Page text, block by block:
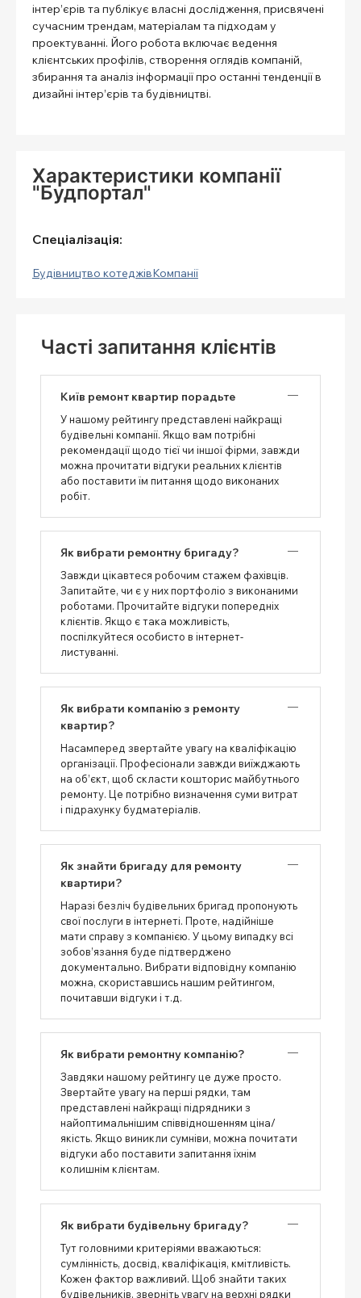
інтер’єрів та публікує власні дослідження, присвячені
сучасним трендам, матеріалам та підходам у
проектуванні. Його робота включає ведення
клієнтських профілів, створення оглядів компаній,
збирання та аналіз інформації про останні тенденції в
дизайні інтер’єрів та будівництві.
Характеристики компанії
"Будпортал"
Спеціалізація:
Будівництво котеджівКомпанії
Часті запитання клієнтів
Київ ремонт квартир порадьте
У нашому рейтингу представлені найкращі
будівельні компанії. Якщо вам потрібні
рекомендації щодо тієї чи іншої фірми, завжди
можна прочитати відгуки реальних клієнтів
або поставити їм питання щодо виконаних
робіт.
Як вибрати ремонтну бригаду?
Завжди цікавтеся робочим стажем фахівців.
Запитайте, чи є у них портфоліо з виконаними
роботами. Прочитайте відгуки попередніх
клієнтів. Якщо є така можливість,
поспілкуйтеся особисто в інтернет-
листуванні.
Як вибрати компанію з ремонту
квартир?
Насамперед звертайте увагу на кваліфікацію
організації. Професіонали завжди виїжджають
на об’єкт, щоб скласти кошторис майбутнього
ремонту. Це потрібно визначення суми витрат
і підрахунку будматеріалів.
Як знайти бригаду для ремонту
квартири?
Наразі безліч будівельних бригад пропонують
свої послуги в інтернеті. Проте, надійніше
мати справу з компанією. У цьому випадку всі
зобов’язання буде підтверджено
документально. Вибрати відповідну компанію
можна, скориставшись нашим рейтингом,
почитавши відгуки і т.д.
Як вибрати ремонтну компанію?
Завдяки нашому рейтингу це дуже просто.
Звертайте увагу на перші рядки, там
представлені найкращі підрядники з
найоптимальнішим співвідношенням ціна/
якість. Якщо виникли сумніви, можна почитати
відгуки або поставити запитання їхнім
колишнім клієнтам.
Як вибрати будівельну бригаду?
Тут головними критеріями вважаються:
сумлінність, досвід, кваліфікація, кмітливість.
Кожен фактор важливий. Щоб знайти таких
будівельників, зверніть увагу на верхні рядки